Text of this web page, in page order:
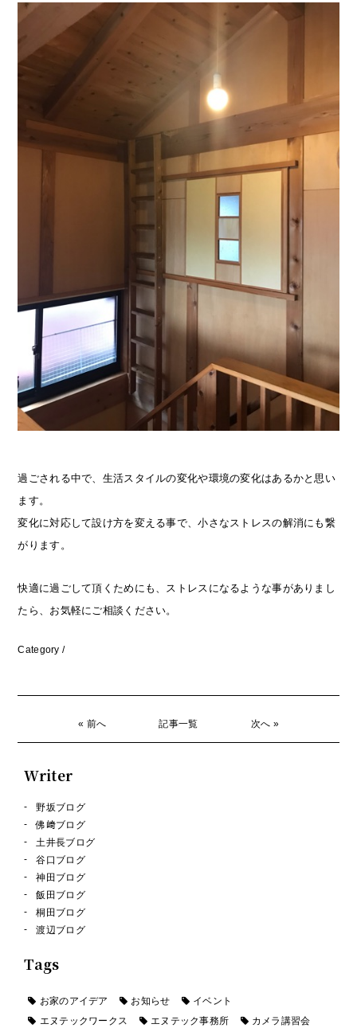
過ごされる中で、生活スタイルの変化や環境の変化はあるかと思い
ます。
変化に対応して設け方を変える事で、小さなストレスの解消にも繋
がります。
快適に過ごして頂くためにも、ストレスになるような事がありまし
たら、お気軽にご相談ください。
Category /
« 前へ 記事一覧 次へ »
Writer
野坂ブログ
佛﨑ブログ
土井長ブログ
谷口ブログ
神田ブログ
飯田ブログ
桐田ブログ
渡辺ブログ
Tags
お家のアイデア お知らせ
イベント
エヌテックワークス
エヌテック事務所 カメラ講習会